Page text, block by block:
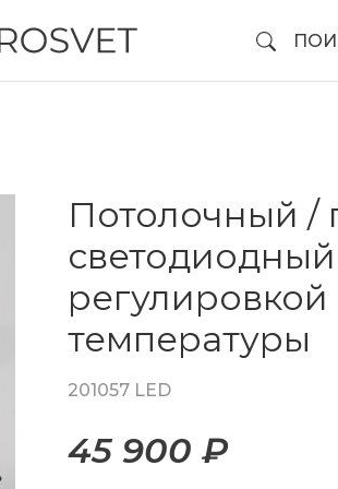
Потолочный /
регулировкой
температуры
201057 LED
45 900 ₽